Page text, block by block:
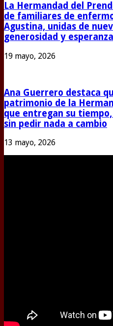
La Hermandad del
de familiares de
Agustina, unidas de
generosidad y
19 mayo, 2026
Ana Guerrero destaca
patrimonio de la
que entregan su
sin pedir nada a cambio
13 mayo, 2026